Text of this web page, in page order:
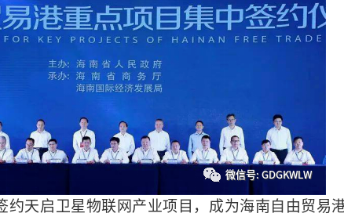
天启卫星物联网产业项目，成为海南自由贸易